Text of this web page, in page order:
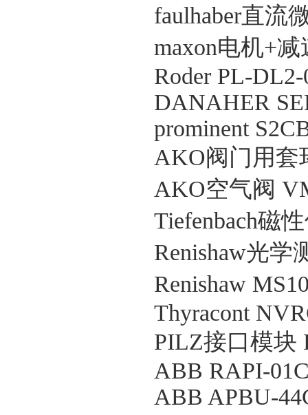
faulhaber直流
maxon电机+减
Roder PL-
DANAHER
prominent
AKO阀门用套
AKO空气阀
Tiefenbach磁
Renishaw光学
Renishaw
Thyracont
PILZ接口模块
ABB RAPI-
ABB APBU-